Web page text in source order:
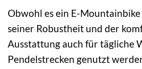
Obwohl es ein E-
seiner Robustheit und der
Ausstattung auch für tägliche
Pendelstrecken genutzt